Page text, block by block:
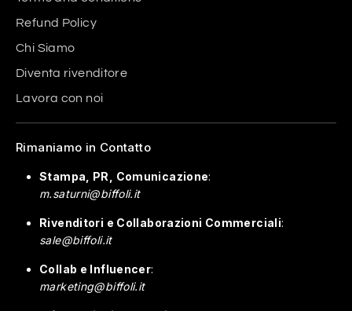
Refund Policy
Chi Siamo
Diventa rivenditore
Lavora con noi
Rimaniamo in Contatto
Stampa, PR, Comunicazione:
m.saturni@biffoli.it
Rivenditori e Collaborazioni Commerciali:
sale@biffoli.it
Collab e Influencer:
marketing@biffoli.it